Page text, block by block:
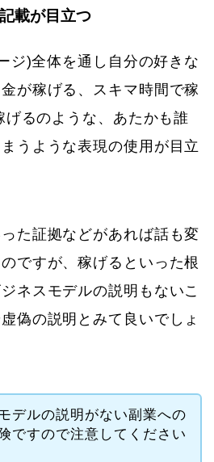
載が目立つ
ジ)全体を通し自分の好きな
が稼げる、スキマ時間で稼
るのような、あたかも誰
うような表現の使用が目立
た証拠などがあれば話も変
ですが、稼げるといった根
ネスモデルの説明もないこ
偽の説明とみて良いでしょ
デルの説明がない副業への
ですので注意してください